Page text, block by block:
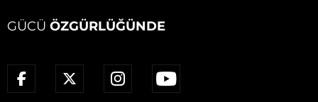
GÜCÜ ÖZGÜRLÜĞÜNDE